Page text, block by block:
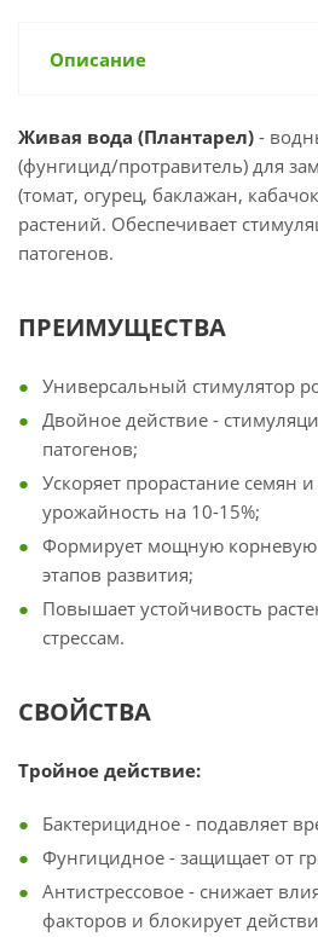
Описание
Живая вода (Плантарел) -
(фунгицид/протравитель) для
(томат, огурец, баклажан,
растений. Обеспечивает
патогенов.
ПРЕИМУЩЕСТВА
Универсальный стимулятор
Двойное действие -
патогенов;
Ускоряет прорастание семян
урожайность на 10-15%;
Формирует мощную корневую
этапов развития;
Повышает устойчивость
стрессам.
СВОЙСТВА
Тройное действие:
Бактерицидное - подавляет
Фунгицидное - защищает от
Антистрессовое - снижает
факторов и блокирует